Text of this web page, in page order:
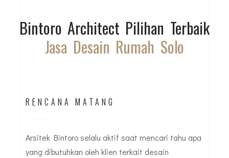
Bintoro Architect Pilihan Terbaik
Jasa Desain Rumah Solo
RENCANA MATANG
Arsitek Bintoro selalu aktif saat mencari tahu apa
yang dibutuhkan oleh klien terkait desain